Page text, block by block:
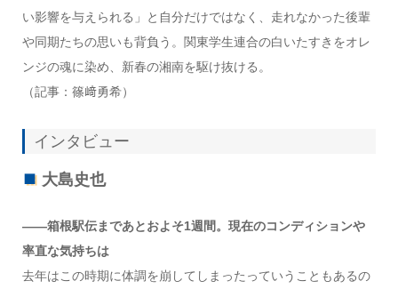
い影響を与えられる」と自分だけではなく、走れなかった後輩
や同期たちの思いも背負う。関東学生連合の白いたすきをオレ
ンジの魂に染め、新春の湘南を駆け抜ける。
（記事：篠﨑勇希）
インタビュー
大島史也
――箱根駅伝まであとおよそ1週間。現在のコンディションや
率直な気持ちは
去年はこの時期に体調を崩してしまったっていうこともあるの